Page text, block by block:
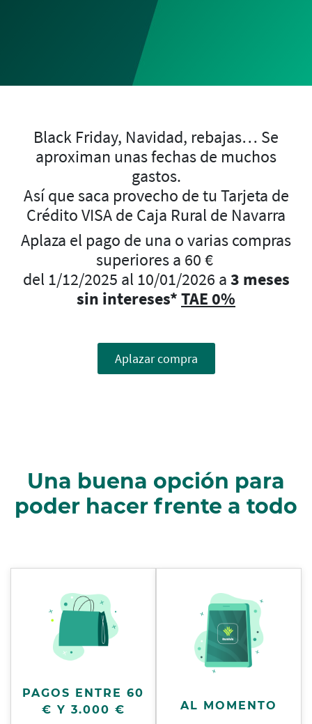
Black Friday, Navidad, rebajas… Se
aproximan unas fechas de muchos
gastos.
Así que saca provecho de tu Tarjeta de
Crédito VISA de Caja Rural de Navarra
Aplaza el pago de una o varias compras
superiores a 60 €
del 1/12/2025 al 10/01/2026 a3 meses
sin intereses*TAE 0%
Aplazar compra
Una buena opción para
poder hacer frente a todo
PAGOS ENTRE 60
€ Y 3.000 €
AL MOMENTO